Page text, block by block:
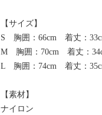
【サイズ】
S 胸囲：66cm 着丈：
M 胸囲：70cm 着丈：
L 胸囲：74cm 着丈：
【素材】
ナイロン